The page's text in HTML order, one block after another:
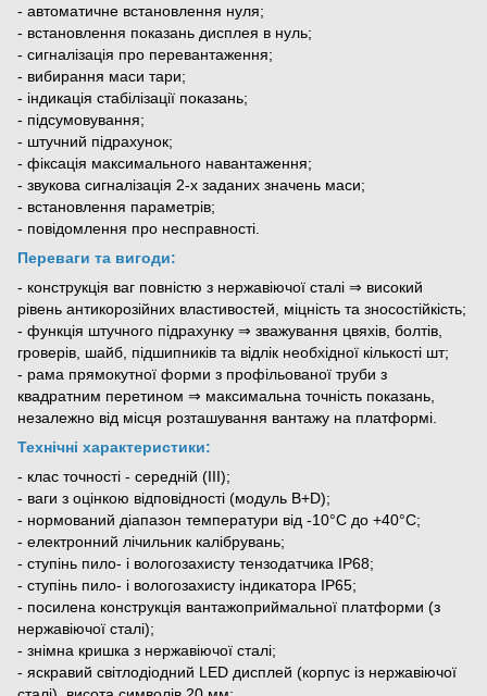
- автоматичне встановлення нуля;
- встановлення показань дисплея в нуль;
- сигналізація про перевантаження;
- вибирання маси тари;
- індикація стабілізації показань;
- підсумовування;
- штучний підрахунок;
- фіксація максимального навантаження;
- звукова сигналізація 2-х заданих значень маси;
- встановлення параметрів;
- повідомлення про несправності.
Переваги та вигоди:
- конструкція ваг повністю з нержавіючої сталі ⇒ високий
рівень антикорозійних властивостей, міцність та зносостійкість;
- функція штучного підрахунку ⇒ зважування цвяхів, болтів,
гроверів, шайб, підшипників та відлік необхідної кількості шт;
- рама прямокутної форми з профільованої труби з
квадратним перетином ⇒ максимальна точність показань,
незалежно від місця розташування вантажу на платформі.
Технічні характеристики:
- клас точності - середній (III);
- ваги з оцінкою відповідності (модуль B+D);
- нормований діапазон температури від -10°С до +40°С;
- електронний лічильник калібрувань;
- ступінь пило- і вологозахисту тензодатчика ІР68;
- ступінь пило- і вологозахисту індикатора ІР65;
- посилена конструкція вантажоприймальної платформи (з
нержавіючої сталі);
- знімна кришка з нержавіючої сталі;
- яскравий світлодіодний LED дисплей (корпус із нержавіючої